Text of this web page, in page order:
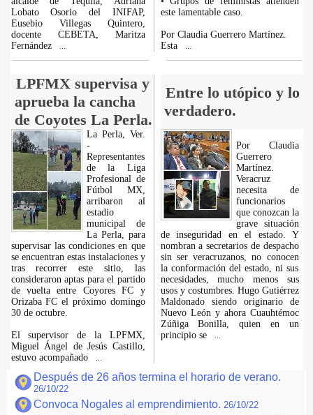
Lobato Osorio del INIFAP,
Eusebio Villegas Quintero,
docente CEBETA, Maritza
Fernández
este lamentable caso.
Por Claudia Guerrero Martínez.
Esta
LPFMX supervisa y
aprueba la cancha
de Coyotes La Perla.
Entre lo utópico y lo
verdadero.
La Perla, Ver.
-
Representantes
de la Liga
Profesional de
Fútbol MX,
arribaron al
estadio
municipal de
La Perla, para
supervisar las condiciones en que
se encuentran estas instalaciones y
tras recorrer este sitio, las
consideraron aptas para el partido
de vuelta entre Coyores FC y
Orizaba FC el próximo domingo
30 de octubre.
El supervisor de la LPFMX,
Miguel Ángel de Jesús Castillo,
estuvo acompañado
Por Claudia
Guerrero
Martínez.
Veracruz
necesita de
funcionarios
que conozcan la
grave situación
de inseguridad en el estado. Y
nombran a secretarios de despacho
sin ser veracruzanos, no conocen
la conformación del estado, ni sus
necesidades, mucho menos sus
usos y costumbres. Hugo Gutiérrez
Maldonado siendo originario de
Nuevo León y ahora Cuauhtémoc
Zúñiga Bonilla, quien en un
principio se
Después de 26 años termina el horario de verano.
26/10/22
Convoca Nogales al emprendimiento. 26/10/22